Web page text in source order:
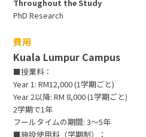
Throughout the Study
PhD Research
費用
Kuala Lumpur Campus
■授業料：
Year 1: RM12,000 (1学期ごと)
Year 2以降: RM 8,000 (1学期ごと)
2学期で1年
フールタイムの期間: 3～5年
■施設使用料（学期制）：